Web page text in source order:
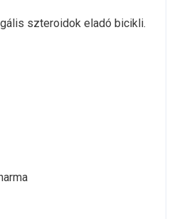
szteroidok eladó bicikli.